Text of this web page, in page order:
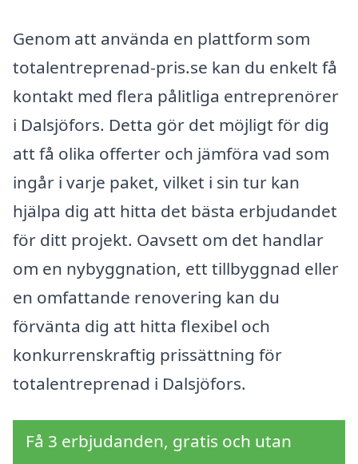
Genom att använda en plattform som
totalentreprenad-pris.se kan du enkelt få
kontakt med flera pålitliga entreprenörer
i Dalsjöfors. Detta gör det möjligt för dig
att få olika offerter och jämföra vad som
ingår i varje paket, vilket i sin tur kan
hjälpa dig att hitta det bästa erbjudandet
för ditt projekt. Oavsett om det handlar
om en nybyggnation, ett tillbyggnad eller
en omfattande renovering kan du
förvänta dig att hitta flexibel och
konkurrenskraftig prissättning för
totalentreprenad i Dalsjöfors.
Få 3 erbjudanden, gratis och utan